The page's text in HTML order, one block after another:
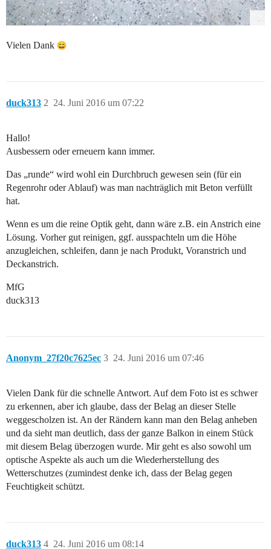
Vielen Dank
duck313 24. Juni 2016 um 07:22
2
Hallo!
Ausbessern oder erneuern kann immer.
Das „runde“ wird wohl ein Durchbruch gewesen sein (für ein
Regenrohr oder Ablauf) was man nachträglich mit Beton verfüllt
hat.
Wenn es um die reine Optik geht, dann wäre z.B. ein Anstrich eine
Lösung. Vorher gut reinigen, ggf. ausspachteln um die Höhe
anzugleichen, schleifen, dann je nach Produkt, Voranstrich und
Deckanstrich.
MfG
duck313
Anonym_27f20c7625ec 24. Juni 2016 um 07:46
3
Vielen Dank für die schnelle Antwort. Auf dem Foto ist es schwer
zu erkennen, aber ich glaube, dass der Belag an dieser Stelle
weggescholzen ist. An der Rändern kann man den Belag anheben
und da sieht man deutlich, dass der ganze Balkon in einem Stück
mit diesem Belag überzogen wurde. Mir geht es also sowohl um
optische Aspekte als auch um die Wiederherstellung des
Wetterschutzes (zumindest denke ich, dass der Belag gegen
Feuchtigkeit schützt.
duck313 24. Juni 2016 um 08:14
4